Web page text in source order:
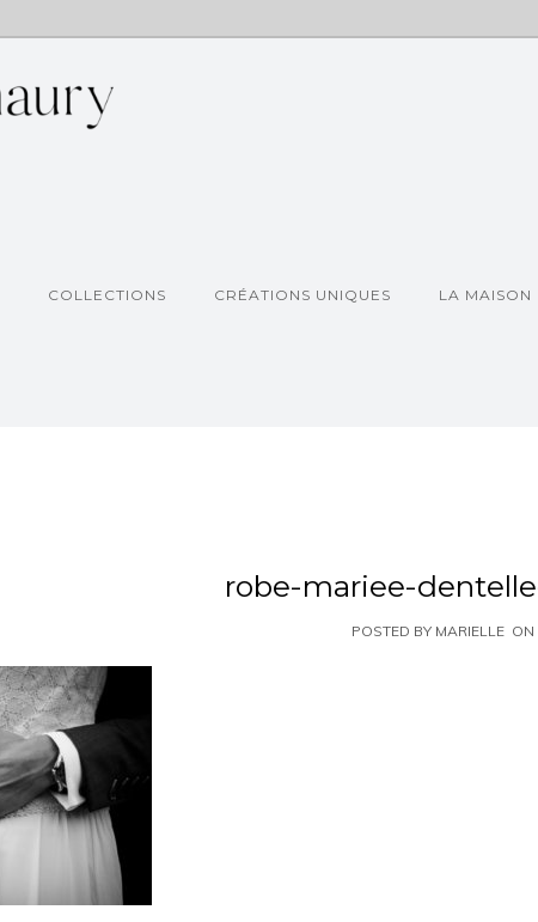
COLLECTIONS CRÉATIONS UNIQUES LA MAISON
robe-mariee-
POSTED BY MARIELLE ON